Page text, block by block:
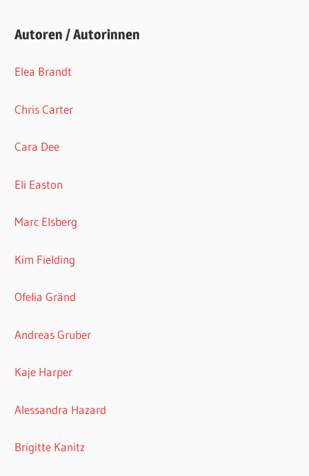
Autoren / Autorinnen
Elea Brandt
Chris Carter
Cara Dee
Eli Easton
Marc Elsberg
Kim Fielding
Ofelia Gränd
Andreas Gruber
Kaje Harper
Alessandra Hazard
Brigitte Kanitz